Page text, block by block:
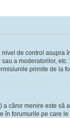
de control
a moderatorilor,
primite de la
căror menire este
în forumurile pe care